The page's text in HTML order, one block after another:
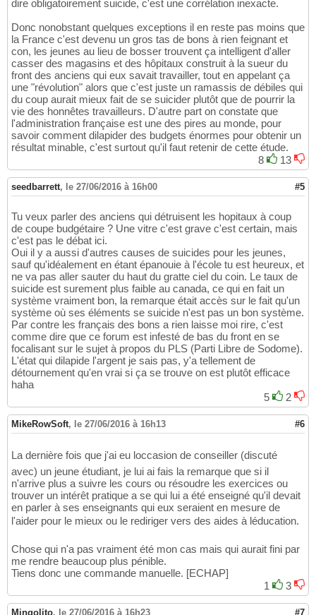
dire obligatoirement suicide, c'est une corrélation inexacte.
Donc nonobstant quelques exceptions il en reste pas moins que
la France c'est devenu un gros tas de bons à rien feignant et
con, les jeunes au lieu de bosser trouvent ça intelligent d'aller
casser des magasins et des hôpitaux construit à la sueur du
front des anciens qui eux savait travailler, tout en appelant ça
une "révolution" alors que c'est juste un ramassis de débiles qui
du coup aurait mieux fait de se suicider plutôt que de pourrir la
vie des honnêtes travailleurs. D'autre part on constate que
l'administration française est une des pires au monde, pour
savoir comment dilapider des budgets énormes pour obtenir un
résultat minable, c'est surtout qu'il faut retenir de cette étude.
8
13
seedbarrett, le 27/06/2016 à 16h00 #5
Tu veux parler des anciens qui détruisent les hopitaux à coup
de coupe budgétaire ? Une vitre c'est grave c'est certain, mais
c'est pas le débat ici.
Oui il y a aussi d'autres causes de suicides pour les jeunes,
sauf qu'idéalement en étant épanouie à l'école tu est heureux, et
ne va pas aller sauter du haut du gratte ciel du coin. Le taux de
suicide est surement plus faible au canada, ce qui en fait un
système vraiment bon, la remarque était accès sur le fait qu'un
système où ses éléments se suicide n'est pas un bon système.
Par contre les français des bons a rien laisse moi rire, c'est
comme dire que ce forum est infesté de bas du front en se
focalisant sur le sujet à propos du PLS (Parti Libre de Sodome).
L'état qui dilapide l'argent je sais pas, y'a tellement de
détournement qu'en vrai si ça se trouve on est plutôt efficace
haha
5
2
MikeRowSoft, le 27/06/2016 à 16h13 #6
La dernière fois que j'ai eu loccasion de conseiller (discuté
avec) un jeune étudiant, je lui ai fais la remarque que si il
n'arrive plus a suivre les cours ou résoudre les exercices ou
trouver un intérêt pratique a se qui lui a été enseigné qu'il devait
en parler à ses enseignants qui eux seraient en mesure de
l'aider pour le mieux ou le rediriger vers des aides à léducation.
Chose qui n'a pas vraiment été mon cas mais qui aurait fini par
me rendre beaucoup plus pénible.
Tiens donc une commande manuelle. [ECHAP]
1
3
Mingolito, le 27/06/2016 à 16h23 #7